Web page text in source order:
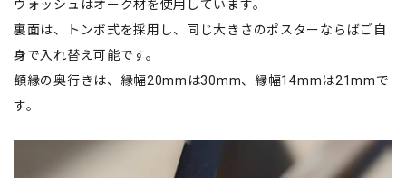
ウォッシュはオーク材を使用しています。
裏面は、トンボ式を採用し、同じ大きさのポスターならばご自
身で入れ替え可能です。
額縁の奥行きは、縁幅20mmは30mm、縁幅14mmは21mmで
す。